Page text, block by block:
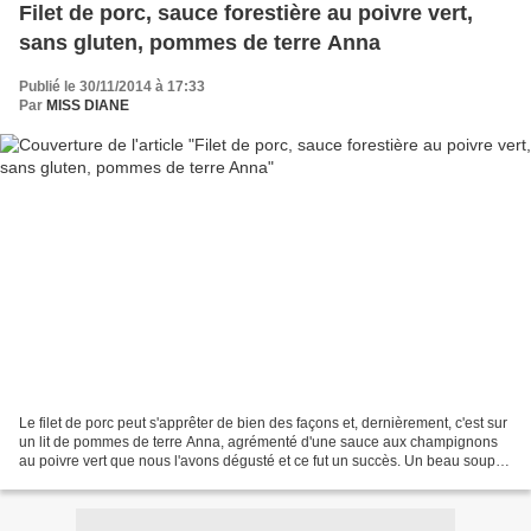
Filet de porc, sauce forestière au poivre vert,
sans gluten, pommes de terre Anna
Publié le 30/11/2014 à 17:33
Par MISS DIANE
Le filet de porc peut s'apprêter de bien des façons et, dernièrement, c'est sur
un lit de pommes de terre Anna, agrémenté d'une sauce aux champignons
au poivre vert que nous l'avons dégusté et ce fut un succès. Un beau souper